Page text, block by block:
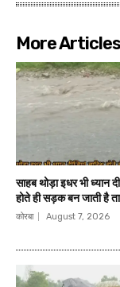
More
साहब थोड़ा इधर भी ध्यान
होते ही सड़क बन जाती है
कोरबा August 7, 2026